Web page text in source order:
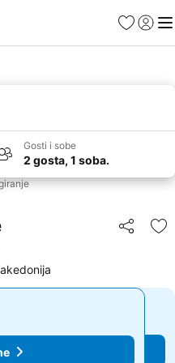
FavoritiPrijavi
Gosti i sobe
2 gosta, 1 soba.
Deli